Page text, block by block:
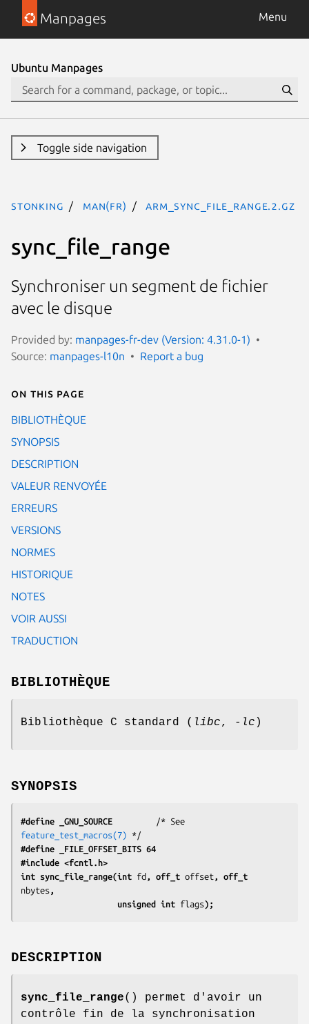
Manpages Menu
Ubuntu Manpages
Toggle side navigation
stonking man(fr) arm_sync_file_range.2.gz
sync_file_range
Synchroniser un segment de fichier
avec le disque
Provided by: manpages-fr-dev (Version: 4.31.0-1)
Source: manpages-l10n Report a bug
On this page
BIBLIOTHÈQUE
SYNOPSIS
DESCRIPTION
VALEUR RENVOYÉE
ERREURS
VERSIONS
NORMES
HISTORIQUE
NOTES
VOIR AUSSI
TRADUCTION
BIBLIOTHÈQUE
Bibliothèque C standard ( libc, -lc )
SYNOPSIS
#define _GNU_SOURCE
feature_test_macros(7)
#define _FILE_OFFSET_BITS 64
#include <fcntl.h>
int sync_file_range(int fd , off_t offset
nbytes ,
                    unsigned int
flags);
DESCRIPTION
sync_file_range() permet d'avoir un
contrôle fin de la synchronisation